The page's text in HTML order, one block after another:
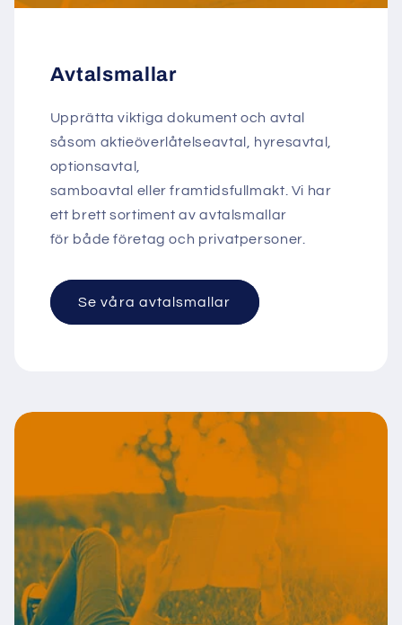
Avtalsmallar
Upprätta viktiga dokument och avtal
såsom aktieöverlåtelseavtal, hyresavtal,
optionsavtal,
samboavtal eller framtidsfullmakt. Vi har
ett brett sortiment av avtalsmallar
för både företag och privatpersoner.
Se våra avtalsmallar